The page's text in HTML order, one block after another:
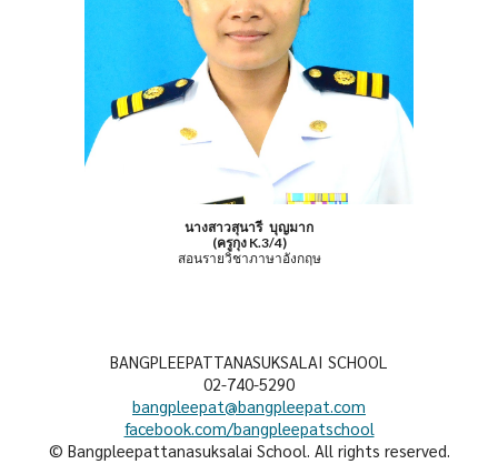
นางสาวสุนารี บุญมาก
(ครูกุง K.3/4)
สอนรายวิชาภาษาอังกฤษ
BANGPLEEPATTANASUKSALAI SCHOOL
02-740-5290
bangpleepat@bangpleepat.com
facebook.com/bangpleepatschool
© Bangpleepattanasuksalai School. All rights reserved.